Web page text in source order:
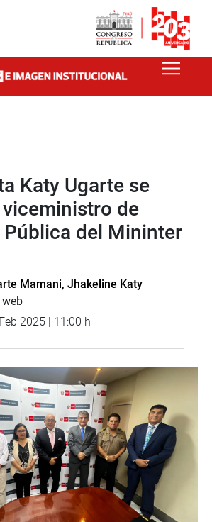
Katy Ugarte se
de
Pública del Mininter
Mamani, Jhakeline Katy
web
2025 | 11:00 h